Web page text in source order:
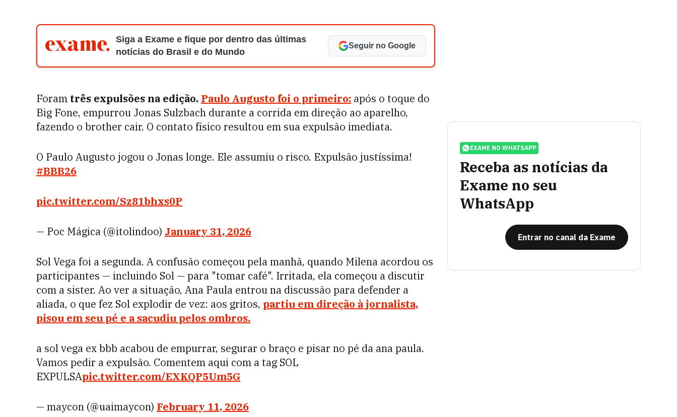
Siga a Exame e fique por dentro das últimas
notícias do Brasil e do Mundo
Seguir no Google
Foram três expulsões na edição. Paulo Augusto foi o primeiro: após o toque do
Big Fone, empurrou Jonas Sulzbach durante a corrida em direção ao aparelho,
fazendo o brother cair. O contato físico resultou em sua expulsão imediata.
O Paulo Augusto jogou o Jonas longe. Ele assumiu o risco. Expulsão justíssima!
#BBB26
pic.twitter.com/Sz81bhxs0P
— Poc Mágica (@itolindoo) January 31, 2026
Sol Vega foi a segunda. A confusão começou pela manhã, quando Milena acordou os
participantes — incluindo Sol — para "tomar café". Irritada, ela começou a discutir
com a sister. Ao ver a situação, Ana Paula entrou na discussão para defender a
aliada, o que fez Sol explodir de vez: aos gritos, partiu em direção à jornalista,
pisou em seu pé e a sacudiu pelos ombros.
a sol vega ex bbb acabou de empurrar, segurar o braço e pisar no pé da ana paula.
Vamos pedir a expulsão. Comentem aqui com a tag SOL
EXPULSApic.twitter.com/EXKQP5Um5G
— maycon (@uaimaycon) February 11, 2026
EXAME NO WHATSAPP
Receba as notícias da
Exame no seu
WhatsApp
Entrar no canal da Exame